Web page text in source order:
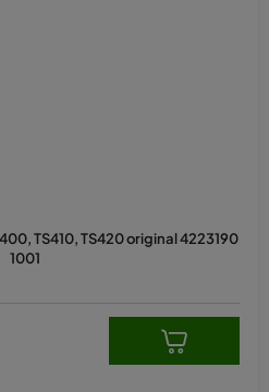
TS410, TS420 original 4223190
1001